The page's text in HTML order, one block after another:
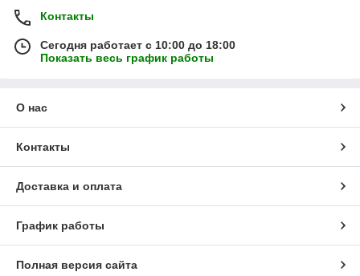
Контакты
Сегодня работает с 10:00 до 18:00
Показать весь график работы
О нас
Контакты
Доставка и оплата
График работы
Полная версия сайта